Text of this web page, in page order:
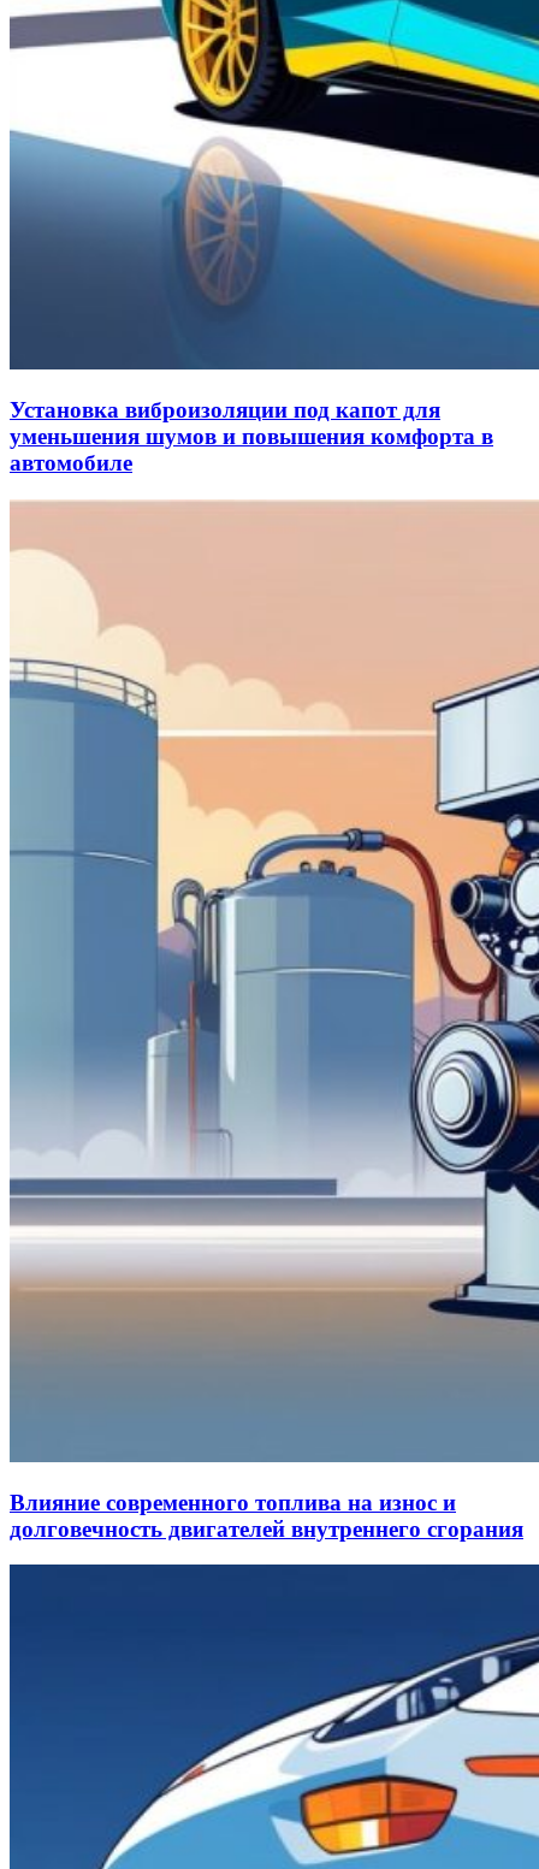
Установка виброизоляции под капот для
уменьшения шумов и повышения комфорта в
автомобиле
Влияние современного топлива на износ и
долговечность двигателей внутреннего сгорания